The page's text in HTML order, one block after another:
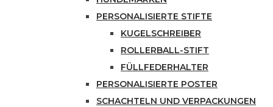
PERSONALISIERTE STIFTE
KUGELSCHREIBER
ROLLERBALL-STIFT
FÜLLFEDERHALTER
PERSONALISIERTE POSTER
SCHACHTELN UND VERPACKUNGEN